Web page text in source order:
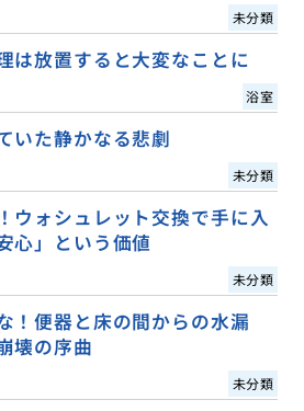
未分類
は放置すると大変なことに
浴室
いた静かなる悲劇
未分類
ウォシュレット交換で手に入
心」という価値
未分類
！便器と床の間からの水漏
壊の序曲
未分類